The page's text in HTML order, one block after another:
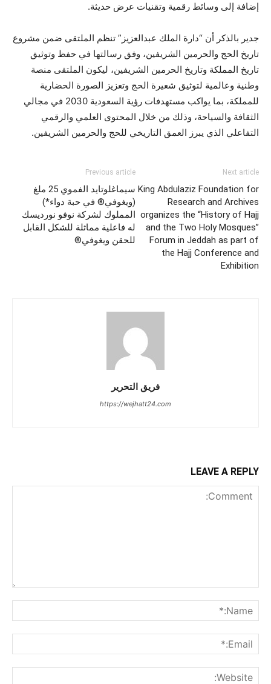
إضافة إلى وسائط رقمية وتقنيات عرض حديثة.
جدير بالذكر أن “دارة الملك عبدالعزيز” تنظم الملتقى ضمن مشروع
تاريخ الحج والحرمين الشريفين، وفق رسالتها في حفظ وتوثيق
تاريخ المملكة وتاريخ الحرمين الشريفين، ليكون الملتقى منصة
وطنية وعالمية لتوثيق شعيرة الحج وتعزيز الصورة الحضارية
للمملكة، بما يواكب مستهدفات رؤية السعودية 2030 في مجالي
الثقافة والسياحة، وذلك من خلال المحتوى العلمي والرقمي
التفاعلي الذي يبرز العمق التاريخي للحج والحرمين الشريفين.
Previous article
سيماغلوتايد الفموي 25 ملغ
(ويغوفي® في حبة دواء*)
المملوك لشركة نوفو نورديسك
له فاعلية مماثلة للشكل القابل
للحقن ويغوفي®
Next article
King Abdulaziz Foundation for
Research and Archives
organizes the “History of Hajj
and the Two Holy Mosques”
Forum in Jeddah as part of
the Hajj Conference and
Exhibition
فريق التحرير
https://wejhatt24.com
LEAVE A REPLY